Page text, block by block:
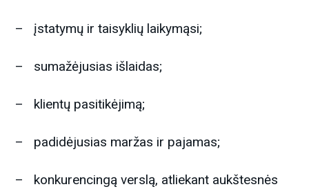
– įstatymų ir taisyklių laikymąsi;
– sumažėjusias išlaidas;
– klientų pasitikėjimą;
– padidėjusias maržas ir pajamas;
– konkurencingą verslą, atliekant aukštesnės